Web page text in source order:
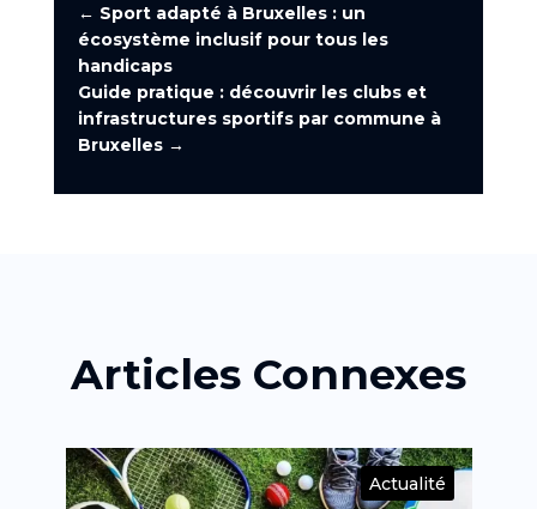
← Sport adapté à Bruxelles : un
écosystème inclusif pour tous les
handicaps
Guide pratique : découvrir les clubs et
infrastructures sportifs par commune à
Bruxelles→
Articles Connexes
Actualité